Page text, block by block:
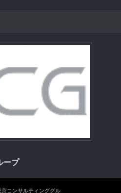
ープ
コンサルティンググル